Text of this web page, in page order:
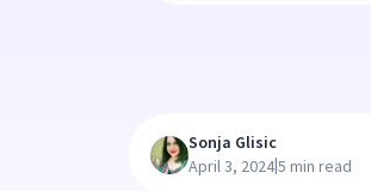
Sonja Glisic
April 3, 2024|5 min read